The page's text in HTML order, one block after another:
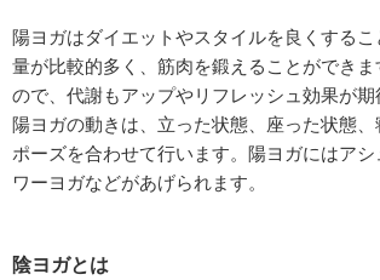
陽ヨガはダイエットやスタイルを良くする
量が比較的多く、筋肉を鍛えることができ
ので、代謝もアップやリフレッシュ効果が期
陽ヨガの動きは、立った状態、座った状態
ポーズを合わせて行います。陽ヨガにはア
ワーヨガなどがあげられます。
陰ヨガとは